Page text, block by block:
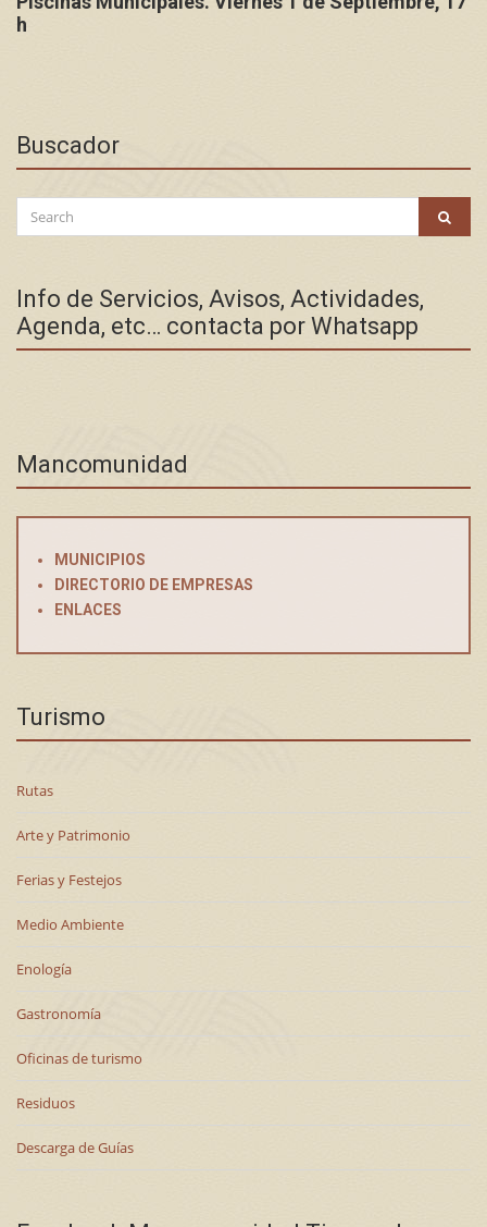
h
Buscador
for:
Info de Servicios, Avisos, Actividades,
Agenda, etc… contacta por Whatsapp
Mancomunidad
MUNICIPIOS
DIRECTORIO DE EMPRESAS
ENLACES
Turismo
Rutas
Arte y Patrimonio
Ferias y Festejos
Medio Ambiente
Enología
Gastronomía
Oficinas de turismo
Residuos
Descarga de Guías